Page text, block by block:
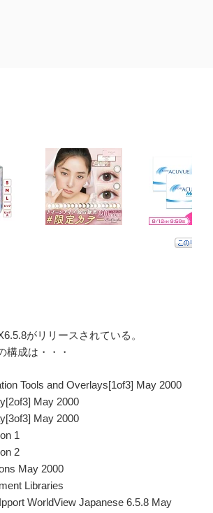
がリリースされている。
構成は・・・
Tools and Overlays[1of3] May 2000
May 2000
May 2000
1
2
May 2000
Libraries
WorldView Japanese 6.5.8 May